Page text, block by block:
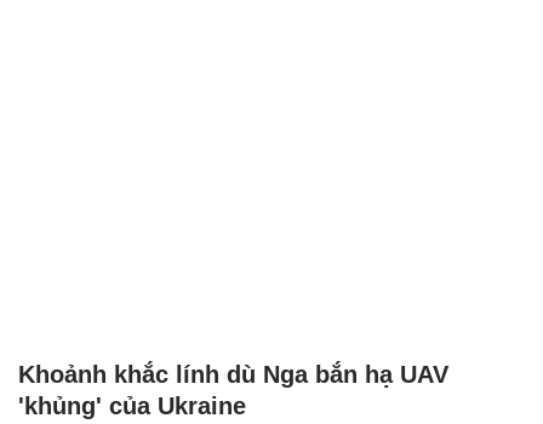
Khoảnh khắc lính dù Nga bắn hạ UAV
'khủng' của Ukraine